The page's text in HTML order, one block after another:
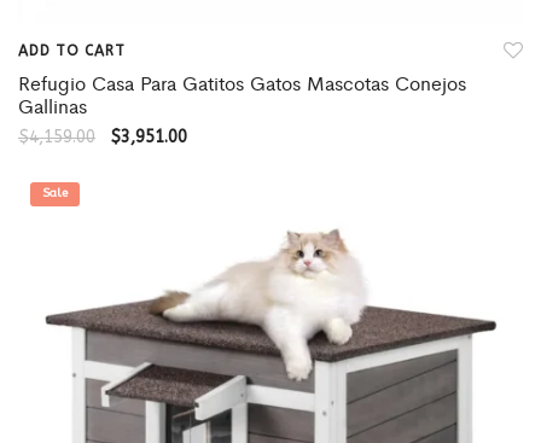
ADD TO CART
Refugio Casa Para Gatitos Gatos Mascotas Conejos
Gallinas
$4,159.00 $3,951.00
Sale